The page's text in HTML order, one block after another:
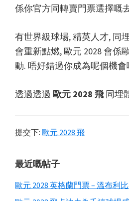
係你官方同轉賣門票選擇嘅
有世界級球場, 精英人才, 同
會重新點燃, 歐元 2028 會係
動. 唔好錯過你成為呢個機會
透過透過 歐元 2028 飛 同埋
提交下: 歐元 2028 飛
主
要
最近嘅帖子
歐元 2028 英格蘭門票 – 溫布利